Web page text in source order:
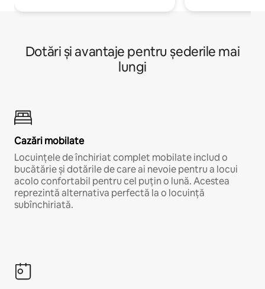
Dotări și avantaje pentru șederile mai
lungi
Cazări mobilate
Locuințele de închiriat complet mobilate includ o
bucătărie și dotările de care ai nevoie pentru a locui
acolo confortabil pentru cel puțin o lună. Acestea
reprezintă alternativa perfectă la o locuință
subînchiriată.